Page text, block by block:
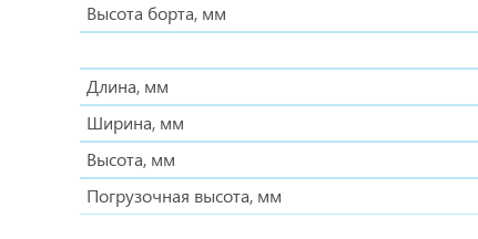
Высота борта, мм
Длина, мм
Ширина, мм
Высота, мм
Погрузочная высота, мм